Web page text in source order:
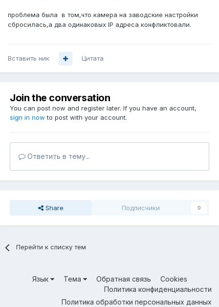
проблема была в том,что камера на заводские настройки
сбросилась,а два одинаковых IP адреса конфликтовали.
Вставить ник Цитата
Join the conversation
You can post now and register later. If you have an account,
sign in now to post with your account.
Ответить в тему...
Share Подписчики 0
Перейти к списку тем
Язык Тема Обратная связь
Cookies
Политика конфиденциальности
Политика обработки персональных данных